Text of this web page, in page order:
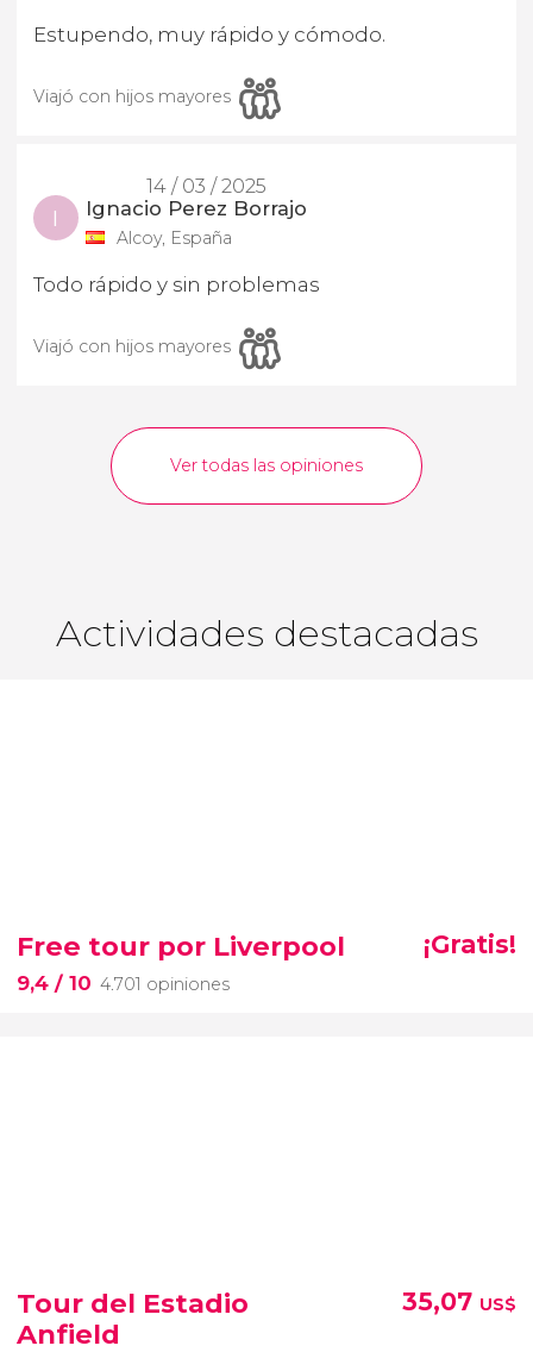
Estupendo, muy rápido y cómodo.
Viajó con hijos mayores
14 / 03 / 2025
I Ignacio Perez Borrajo
Alcoy, España
Todo rápido y sin problemas
Viajó con hijos mayores
Ver todas las opiniones
Actividades destacadas
Free tour por Liverpool
9,4 / 10 4.701 opiniones
¡Gratis!
Tour del Estadio
Anfield
35,07 US$